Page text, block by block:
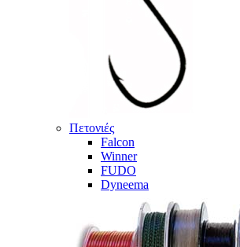
Πετονιές
Falcon
Winner
FUDO
Dyneema